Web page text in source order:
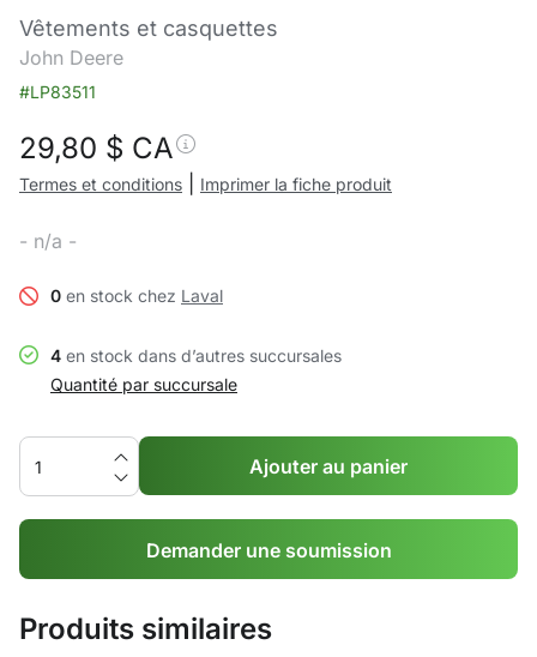
Vêtements et casquettes
John Deere
#LP83511
29,80 $ CA
Termes et conditions Imprimer la fiche produit
- n/a -
0 en stock chez Laval
4 en stock dans d’autres succursales
Quantité par succursale
Ajouter au panier
Demander une soumission
Produits similaires